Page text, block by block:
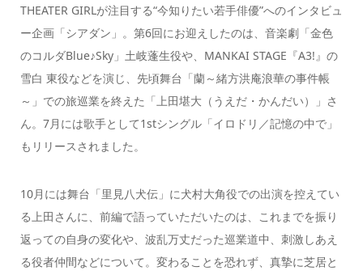
THEATER GIRLが注目する“今知りたい若手俳優”へのインタビュ
ー企画「シアダン」。第6回にお迎えしたのは、音楽劇「金色
のコルダBlue♪Sky」土岐蓬生役や、MANKAI STAGE『A3!』の
雪白 東役などを演じ、先頃舞台「蘭～緒方洪庵浪華の事件帳
～」での旅巡業を終えた「上田堪大（うえだ・かんだい）」さ
ん。7月には歌手として1stシングル「イロドリ／記憶の中で」
もリリースされました。
10月には舞台「里見八犬伝」に犬村大角役での出演を控えてい
る上田さんに、前編で語っていただいたのは、これまでを振り
返っての自身の変化や、波乱万丈だった巡業道中、刺激しあえ
る役者仲間などについて。変わることを恐れず、真摯に芝居と